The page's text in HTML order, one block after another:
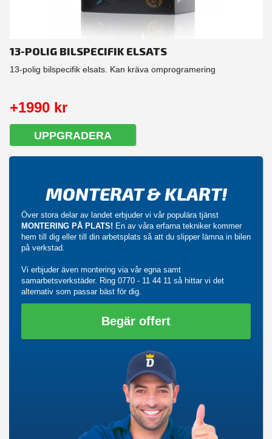
13-POLIG BILSPECIFIK ELSATS
13-polig bilspecifik elsats. Kan kräva omprogramering
+1990 kr
UPPGRADERA
MONTERAT & KLART!
Över stora delar av landet erbjuder vi vår populära tjänst
MONTERING PÅ PLATS! En av våra erfarna tekniker kommer
hem till dig eller till din arbetsplats så att du slipper lämna in bilen
på verkstad.
Vi erbjuder även montering via vår egna samt
samarbetsverkstäder. Ring 0770 - 11 44 11 så hittar vi det
alternativ som passar bäst för dig.
Begär offert